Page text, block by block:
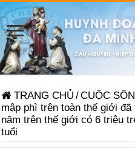
TRANG CHỦ /CUỘC
mập phì trên toàn thế giới
năm trên thế giới có 6 triệu
tuổi